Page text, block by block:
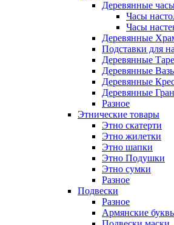
Деревянные
Часы
Часы
Деревянные
Подставки для
Деревянные
Деревянные
Деревянные
Деревянные
Разное
Этнические товары
Этно скатерти
Этно жилетки
Этно шапки
Этно Подушки
Этно сумки
Разное
Подвески
Разное
Армянские